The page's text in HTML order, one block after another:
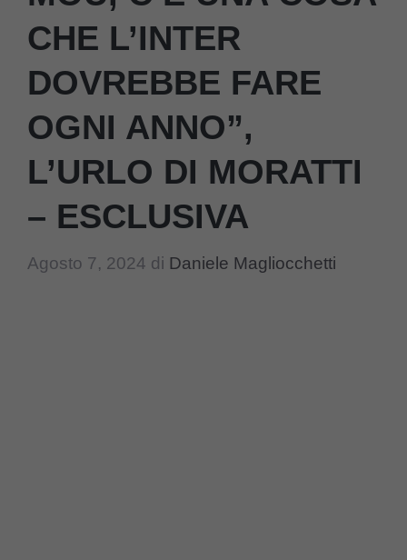
CHE L’INTER
DOVREBBE FARE
OGNI ANNO”,
L’URLO DI MORATTI
– ESCLUSIVA
Agosto 7, 2024 di Daniele Magliocchetti